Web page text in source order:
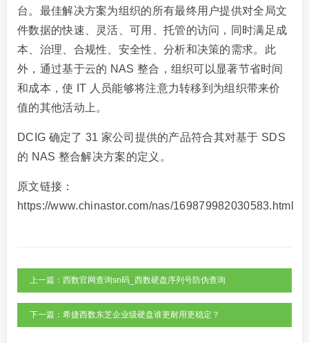
台。最佳解决方案为组织的所有最终用户提供对全局文
件数据的快速、灵活、可用、托管的访问，同时满足成
本、治理、合规性、安全性、分析和决策的需求。此
外，通过基于云的 NAS 整合，组织可以显著节省时间
和成本，使 IT 人员能够将注意力转移到为组织带来价
值的其他活动上。
DCIG 确定了 31 家公司提供的产品符合其对基于 SDS
的 NAS 整合解决方案的定义。
原文链接：
https://www.chinastor.com/nas/169879982030583.html
上一篇：西数官网查询sn码_西数硬盘序列号防伪查询
下一篇：希捷西数东芝企业级硬盘谁更耐用更稳定？